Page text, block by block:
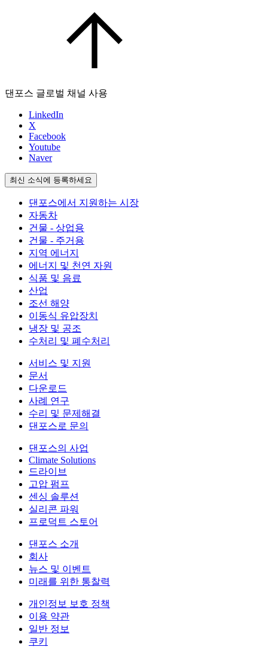
댄포스 글로벌 채널 사용
LinkedIn
X
Facebook
Youtube
Naver
최신 소식에 등록하세요
댄포스에서 지원하는 시장
자동차
건물 - 상업용
건물 - 주거용
지역 에너지
에너지 및 천연 자원
식품 및 음료
산업
조선 해양
이동식 유압장치
냉장 및 공조
수처리 및 폐수처리
서비스 및 지원
문서
다운로드
사례 연구
수리 및 문제해결
댄포스로 문의
댄포스의 사업
Climate Solutions
드라이브
고압 펌프
센싱 솔루션
실리콘 파워
프로덕트 스토어
댄포스 소개
회사
뉴스 및 이벤트
미래를 위한 통찰력
개인정보 보호 정책
이용 약관
일반 정보
쿠키